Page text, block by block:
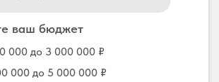
ваш бюджет
000 до 3 000 000 ₽
000 до 5 000 000 ₽